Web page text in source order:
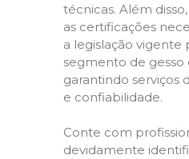
técnicas. Além
as certificações
a legislação vigente
segmento de gesso
garantindo serviços
e confiabilidade.
Conte com
devidamente